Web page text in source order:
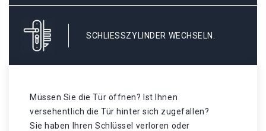
SCHLIESSZYLINDER WECHSELN.
Müssen Sie die Tür öffnen? Ist Ihnen
versehentlich die Tür hinter sich zugefallen?
Sie haben Ihren Schlüssel verloren oder